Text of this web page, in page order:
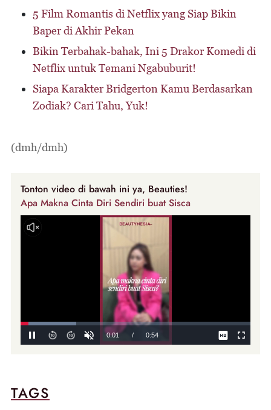
5 Film Romantis di Netflix yang Siap Bikin
Baper di Akhir Pekan
Bikin Terbahak-bahak, Ini 5 Drakor Komedi di
Netflix untuk Temani Ngabuburit!
Siapa Karakter Bridgerton Kamu Berdasarkan
Zodiak? Cari Tahu, Yuk!
(dmh/dmh)
Tonton video di bawah ini ya, Beauties!
Apa Makna Cinta Diri Sendiri buat Sisca
TAGS